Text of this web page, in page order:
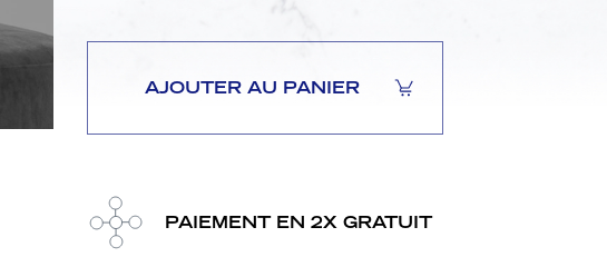
AJOUTER AU PANIER
PAIEMENT EN 2X GRATUIT